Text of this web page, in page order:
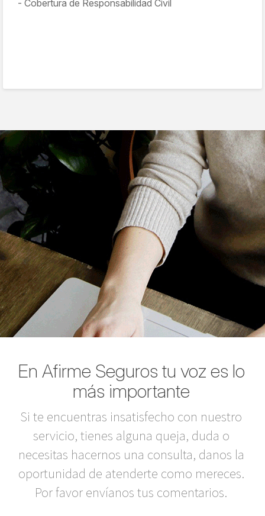
Cobertura de Responsabilidad Civil
En Afirme Seguros tu voz es lo
más importante
Si te encuentras insatisfecho con nuestro
servicio, tienes alguna queja, duda o
necesitas hacernos una consulta, danos la
oportunidad de atenderte como mereces.
Por favor envíanos tus comentarios.